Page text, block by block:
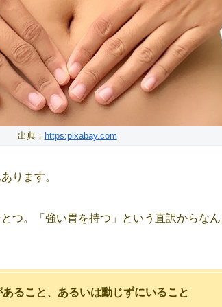
出典： https:pixabay.com
ります。
つ。「強い胃を持つ」という直訳からな
ること、あるいは動じずにいること